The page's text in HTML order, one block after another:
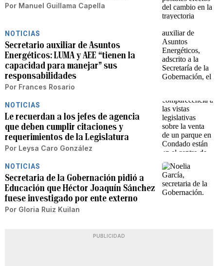
Por Manuel Guillama Capella
NOTICIAS
Secretario auxiliar de Asuntos
Energéticos: LUMA y AEE “tienen la
capacidad para manejar” sus
responsabilidades
Por Frances Rosario
NOTICIAS
Le recuerdan a los jefes de agencia
que deben cumplir citaciones y
requerimientos de la Legislatura
Por Leysa Caro González
NOTICIAS
Secretaria de la Gobernación pidió a
Educación que Héctor Joaquín Sánchez
fuese investigado por ente externo
Por Gloria Ruiz Kuilan
PUBLICIDAD